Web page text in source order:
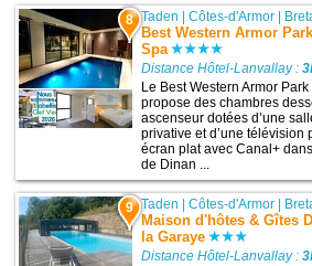
8 Taden |Côtes-d'Armor
Best Western Armor
Spa
Distance Hôtel-Lanvallay :
Le Best Western Armor
propose des chambres
ascenseur dotées d’une
privative et d’une télévision
écran plat avec Canal+
de Dinan ...
9 Taden |Côtes-d'Armor
Maison d'hôtes & Gîtes
la Garaye
Distance Hôtel-Lanvallay :